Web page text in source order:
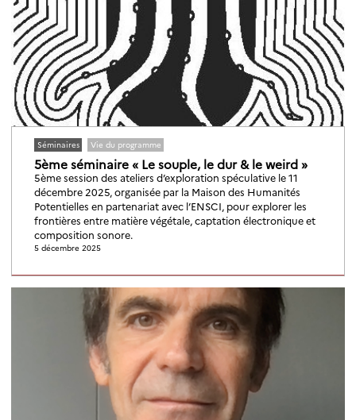
Séminaires Vie du programme
5ème séminaire « Le souple, le dur & le weird »
5ème session des ateliers d’exploration spéculative le 11
décembre 2025, organisée par la Maison des Humanités
Potentielles en partenariat avec l’ENSCI, pour explorer les
frontières entre matière végétale, captation électronique et
composition sonore.
5 décembre 2025